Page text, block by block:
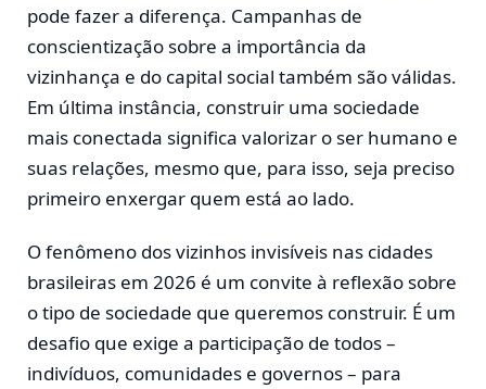
pode fazer a diferença. Campanhas de
conscientização sobre a importância da
vizinhança e do capital social também são válidas.
Em última instância, construir uma sociedade
mais conectada significa valorizar o ser humano e
suas relações, mesmo que, para isso, seja preciso
primeiro enxergar quem está ao lado.
O fenômeno dos vizinhos invisíveis nas cidades
brasileiras em 2026 é um convite à reflexão sobre
o tipo de sociedade que queremos construir. É um
desafio que exige a participação de todos –
indivíduos, comunidades e governos – para